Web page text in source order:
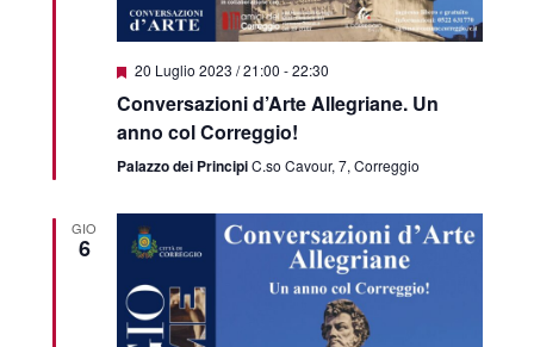
Featured
20 Luglio 2023 / 21:00 -22:30
Conversazioni d’Arte Allegriane. Un
anno col Correggio!
Palazzo dei PrincipiC.so Cavour, 7, Correggio
GIO
6